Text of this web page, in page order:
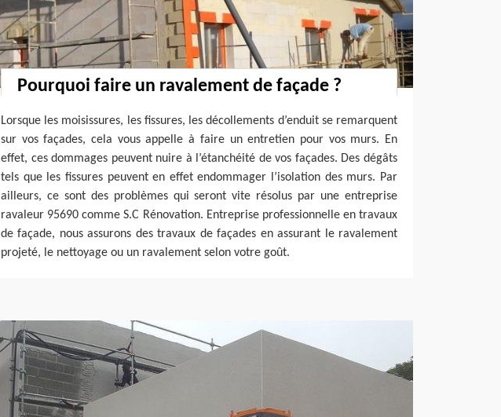
Pourquoi faire un ravalement de façade ?
Lorsque les moisissures, les fissures, les décollements d’enduit se remarquent
sur vos façades, cela vous appelle à faire un entretien pour vos murs. En
effet, ces dommages peuvent nuire à l’étanchéité de vos façades. Des dégâts
tels que les fissures peuvent en effet endommager l’isolation des murs. Par
ailleurs, ce sont des problèmes qui seront vite résolus par une entreprise
ravaleur 95690 comme S.C Rénovation. Entreprise professionnelle en travaux
de façade, nous assurons des travaux de façades en assurant le ravalement
projeté, le nettoyage ou un ravalement selon votre goût.